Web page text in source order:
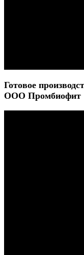
Готовое
ООО Промбиофит